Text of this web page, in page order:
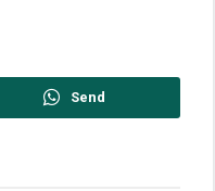
Send